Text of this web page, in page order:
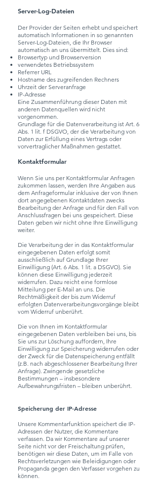
Server-Log-Dateien
Der Provider der Seiten erhebt und speichert
automatisch Informationen in so genannten
Server-Log-Dateien, die Ihr Browser
automatisch an uns übermittelt. Dies sind:
Browsertyp und Browserversion
verwendetes Betriebssystem
Referrer URL
Hostname des zugreifenden Rechners
Uhrzeit der Serveranfrage
IP-Adresse
Eine Zusammenführung dieser Daten mit
anderen Datenquellen wird nicht
vorgenommen.
Grundlage für die Datenverarbeitung ist Art. 6
Abs. 1 lit. f DSGVO, der die Verarbeitung von
Daten zur Erfüllung eines Vertrags oder
vorvertraglicher Maßnahmen gestattet.
Kontaktformular
Wenn Sie uns per Kontaktformular Anfragen
zukommen lassen, werden Ihre Angaben aus
dem Anfrageformular inklusive der von Ihnen
dort angegebenen Kontaktdaten zwecks
Bearbeitung der Anfrage und für den Fall von
Anschlussfragen bei uns gespeichert. Diese
Daten geben wir nicht ohne Ihre Einwilligung
weiter.
Die Verarbeitung der in das Kontaktformular
eingegebenen Daten erfolgt somit
ausschließlich auf Grundlage Ihrer
Einwilligung (Art. 6 Abs. 1 lit. a DSGVO). Sie
können diese Einwilligung jederzeit
widerrufen. Dazu reicht eine formlose
Mitteilung per E-Mail an uns. Die
Rechtmäßigkeit der bis zum Widerruf
erfolgten Datenverarbeitungsvorgänge bleibt
vom Widerruf unberührt.
Die von Ihnen im Kontaktformular
eingegebenen Daten verbleiben bei uns, bis
Sie uns zur Löschung auffordern, Ihre
Einwilligung zur Speicherung widerrufen oder
der Zweck für die Datenspeicherung entfällt
(z.B. nach abgeschlossener Bearbeitung Ihrer
Anfrage). Zwingende gesetzliche
Bestimmungen – insbesondere
Aufbewahrungsfristen – bleiben unberührt.
Speicherung der IP-Adresse
Unsere Kommentarfunktion speichert die IP-
Adressen der Nutzer, die Kommentare
verfassen. Da wir Kommentare auf unserer
Seite nicht vor der Freischaltung prüfen,
benötigen wir diese Daten, um im Falle von
Rechtsverletzungen wie Beleidigungen oder
Propaganda gegen den Verfasser vorgehen zu
können.